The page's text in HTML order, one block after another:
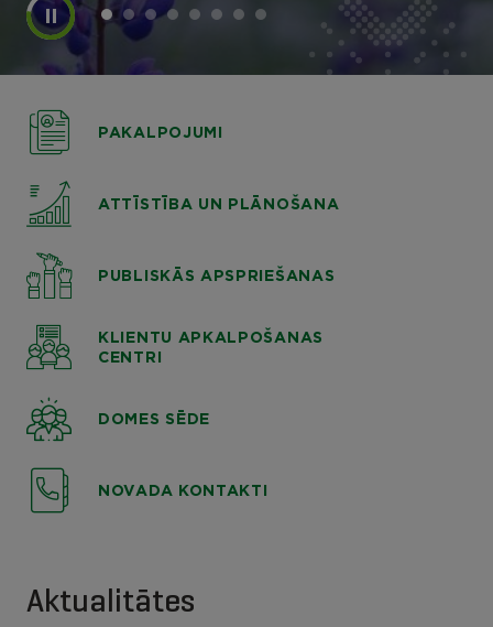
PAKALPOJUMI
ATTĪSTĪBA UN PLĀNOŠANA
PUBLISKĀS APSPRIEŠANAS
KLIENTU APKALPOŠANAS
CENTRI
DOMES SĒDE
NOVADA KONTAKTI
Aktualitātes